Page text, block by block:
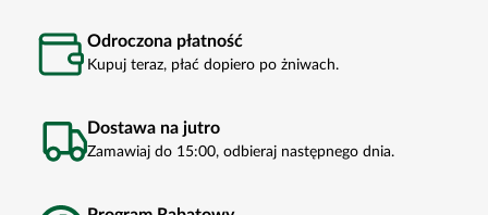
Odroczona płatność
Kupuj teraz, płać dopiero po żniwach.
Dostawa na jutro
Zamawiaj do 15:00, odbieraj następnego dnia.